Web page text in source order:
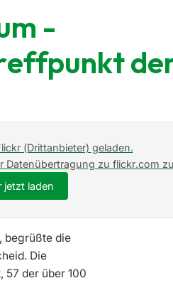
-
(Drittanbieter) geladen.
Datenübertragung zu flickr.com
jetzt laden
begrüßte die
Die
der über 100